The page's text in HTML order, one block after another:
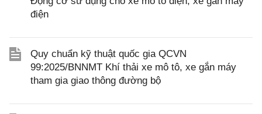
điện
Quy chuẩn kỹ thuật quốc gia QCVN
99:2025/BNNMT Khí thải xe mô tô, xe gắn máy
tham gia giao thông đường bộ